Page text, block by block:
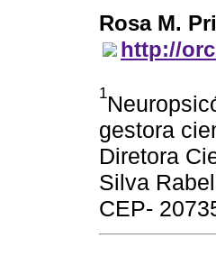
Rosa M.
http://
1
gestora
Diretora
Silva
CEP-